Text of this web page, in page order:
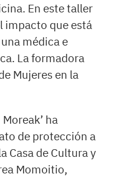
En este taller
impacto que está
médica e
La formadora
Mujeres en la
ha
de protección a
Casa de Cultura y
Momoitio,